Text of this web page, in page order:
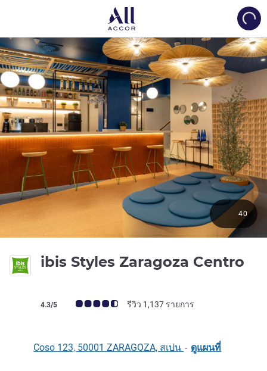
ibis Styles Zaragoza Centro
คะแนนความคิดเห็นจากแขก (เรทติ้งบน ALL)
4.3/5 รีวิว 1,137 รายการ
40
Coso 123, 50001 ZARAGOZA, สเปน - ดูแผนที่